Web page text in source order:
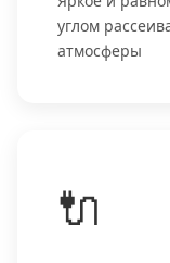
углом
атмосферы
🔌